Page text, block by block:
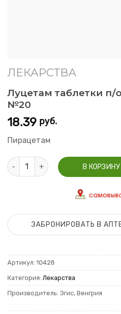
ЛЕКАРСТВА
Луцетам таблетки п/
№20
18.39 руб.
Пирацетам
Количество Луцетам таблетки
В КОРЗИНУ
ЗАБРОНИРОВАТЬ В
Артикул: 10428
Категория:Лекарства
Производитель: Эгис, Венгрия